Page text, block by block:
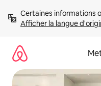
directement
Afficher la langue